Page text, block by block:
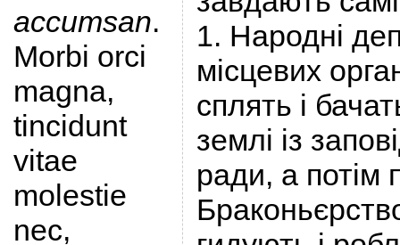
accumsan.
Morbi orci
magna,
tincidunt
vitae
molestie
nec,
1. Народні
місцевих
сплять і
землі із
ради, а потім